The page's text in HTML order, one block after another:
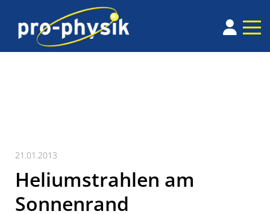
21.01.2013
Heliumstrahlen am
Sonnenrand